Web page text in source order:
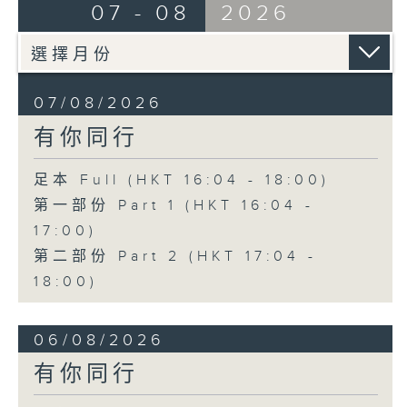
07 - 08 2026
07/08/2026
有你同行
足本 Full (HKT 16:04 - 18:00)
第一部份 Part 1 (HKT 16:04 -
17:00)
第二部份 Part 2 (HKT 17:04 -
18:00)
06/08/2026
有你同行